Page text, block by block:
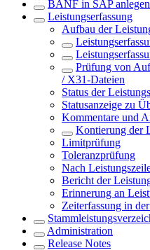
BANF in SAP
Leistungserfassung
Aufbau der
Prüfung von
/ X31-Dateien
Status der
Statusanzeige zu
Kommentare und
Kontierung der
Limitprüfung
Toleranzprüfung
Nach
Bericht der
Erinnerung an
Zeiterfassung in
Administration
Release Notes